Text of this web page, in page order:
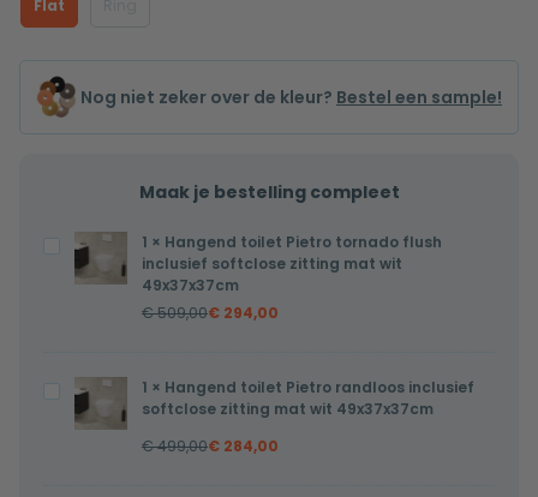
Flat
Nog niet zeker over de kleur? Bestel een sample!
Maak je bestelling compleet
Hangend
toilet
inclusief
softclose
1 × Hangend toilet Pietro tornado flush
inclusief softclose zitting mat wit
49x37x37cm
€509,00€ 294,00
Hangend
toilet
1 × Hangend toilet Pietro randloos inclusief
softclose zitting mat wit 49x37x37cm
€499,00€ 284,00